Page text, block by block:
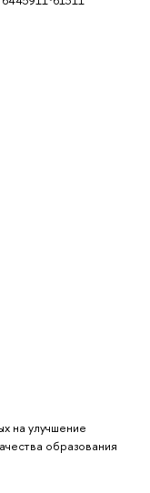
на улучшение
образования